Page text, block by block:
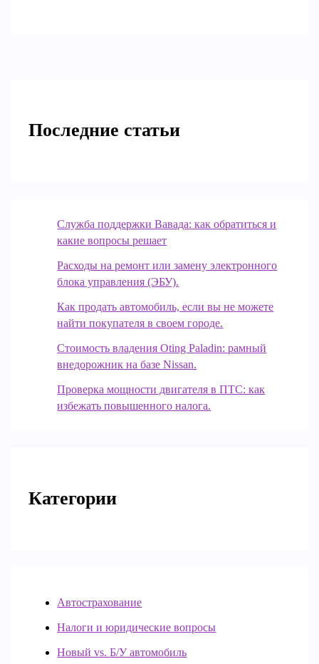
Последние статьи
Служба поддержки Вавада: как обратиться и
какие вопросы решает
Расходы на ремонт или замену электронного
блока управления (ЭБУ).
Как продать автомобиль, если вы не можете
найти покупателя в своем городе.
Стоимость владения Oting Paladin: рамный
внедорожник на базе Nissan.
Проверка мощности двигателя в ПТС: как
избежать повышенного налога.
Категории
Автострахование
Налоги и юридические вопросы
Новый vs. Б/У автомобиль